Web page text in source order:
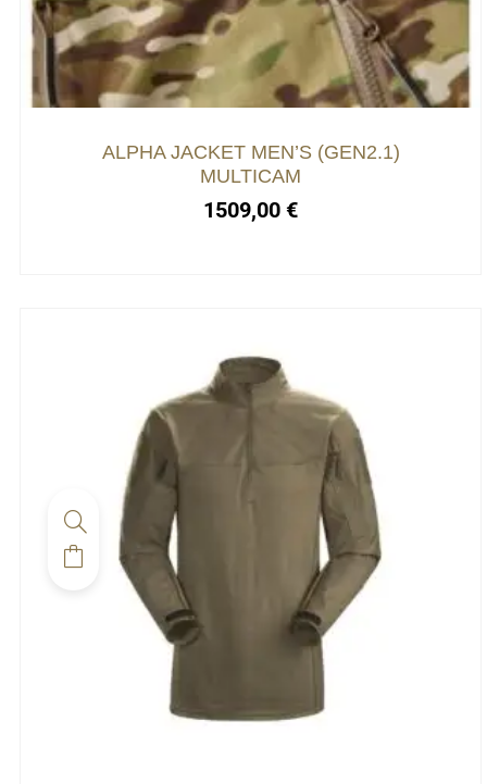
ALPHA JACKET MEN’S (GEN2.1)
MULTICAM
1509,00 €